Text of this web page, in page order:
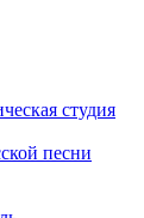
студия
песни